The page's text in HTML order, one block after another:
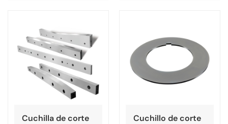
Cuchilla de corte
Cuchillo de corte